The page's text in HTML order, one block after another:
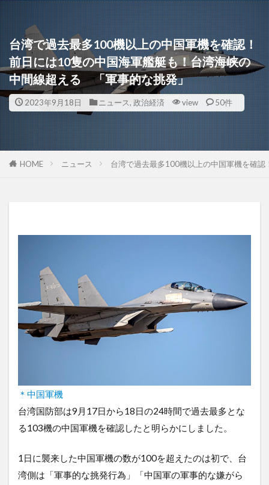
台湾で過去最多100機以上の中国軍機を確認！
前日には10隻の中国海軍艦艇も！台湾海峡の
中間線超える 「軍事的な挑発」
2023年9月18日 ニュース, 政治経済 view 50件
HOME ニュース 台湾で過去最多100機以上の中国軍機を確
＊中国軍機
台湾国防部は9月17日から18日の24時間で過去最多とな
る103機の中国軍機を確認したと明らかにしました。
1日に襲来した中国軍機の数が100を超えたのは初で、台
湾側は「軍事的な挑発行為」「中国軍の軍事的な嫌がら